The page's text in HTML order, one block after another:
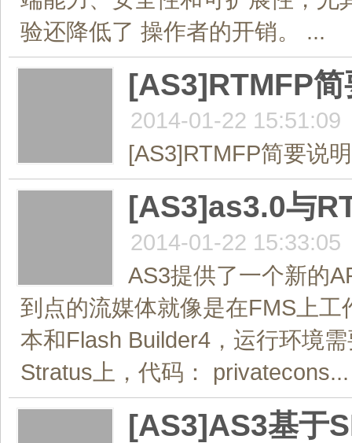
验还降低了 操作者的开销。 ...
[AS3]RTMFP
2014-01-22 15:51:09
[AS3]RTMFP简要说
[AS3]as3.0与
2014-01-22 15:33:05
AS3提供了一个新的
到点的流媒体就像是在FMS上
本和Flash Builder4，运行环境
Stratus上，代码： privatecons...
[AS3]AS3基于